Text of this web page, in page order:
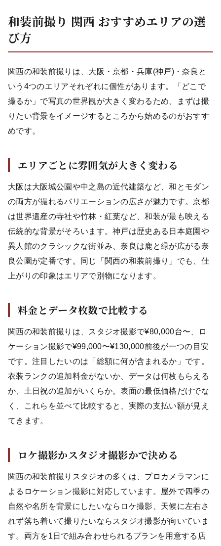
和装前撮り 関西 おすすめエリアの選
び方
関西の和装前撮りは、大阪・京都・兵庫(神戸)・奈良と
いう4つのエリアそれぞれに個性があります。「どこで
撮るか」で写真の世界観が大きく変わるため、まずは撮
りたい背景をイメージするところから始めるのがおすす
めです。
エリアごとに雰囲気が大きく変わる
大阪は大阪城公園や中之島の近代建築など、和とモダン
の両方が撮れるバリエーションの広さが魅力です。京都
は世界遺産の寺社や竹林・紅葉など、和装が最も映える
伝統的な背景がそろいます。神戸は歴史ある日本庭園や
異人館のクラシックな街並み、奈良は鹿と緑が広がる奈
良公園が定番です。同じ「関西の和装前撮り」でも、仕
上がりの印象はエリアで別物になります。
料金とデータ枚数で比較する
関西の和装前撮りは、スタジオ撮影で¥80,000台〜、ロ
ケーション撮影で¥99,000〜¥130,000前後が一つの目安
です。注目したいのは「総額に何が含まれるか」です。
衣装ランクの追加料金がないか、データは何枚もらえる
か、土日祝の追加がいくらか。表面の最低価格だけでな
く、これらを並べて比較すると、実際の支払い額が見え
てきます。
ロケ撮影かスタジオ撮影かで決める
関西の和装前撮りスタジオの多くは、プロカメラマンに
よるロケーション撮影に対応しています。屋外で四季の
自然や名所を背景にしたいならロケ撮影、天候に左右さ
れず落ち着いて撮りたいならスタジオ撮影が向いていま
す。両方を1日で組み合わせられるプランを用意する店